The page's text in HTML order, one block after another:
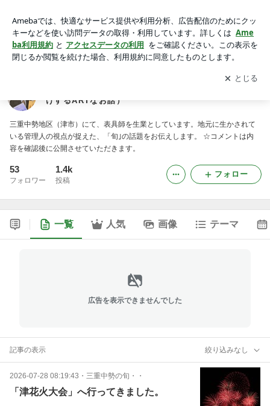
RTなお話）アプリをダウンロードして ブログの更新通知
を受け取りまし
ょう。
開く
けするARTなお話）
三重中勢地区（津市）にて、表具師を生業としています。地元に生かされて
いる管理人の視点が捉えた、「旬｣の話題をお伝えします。 ☆コメントは内
容を確認後に公開させていただきます。
53
フォロワー
1.4k
投稿
フォロー
一覧 人気 画像 テーマ
広告を表示できませんでした
記事の表示 絞り込みなし
2026-07-28 08:19:43 ・ 三重中勢の旬・・
「津花火大会」へ行ってきました。